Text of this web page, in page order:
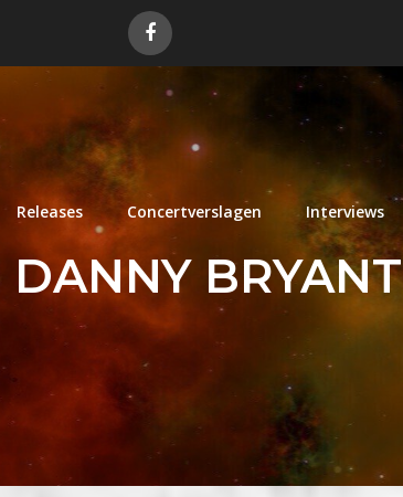
Releases Concertverslagen Interviews
DANNY BRYANT